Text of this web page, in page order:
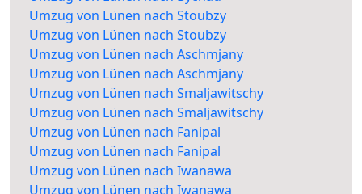
Umzug von Lünen nach Stoubzy
Umzug von Lünen nach Stoubzy
Umzug von Lünen nach Aschmjany
Umzug von Lünen nach Aschmjany
Umzug von Lünen nach Smaljawitschy
Umzug von Lünen nach Smaljawitschy
Umzug von Lünen nach Fanipal
Umzug von Lünen nach Fanipal
Umzug von Lünen nach Iwanawa
Umzug von Lünen nach Iwanawa